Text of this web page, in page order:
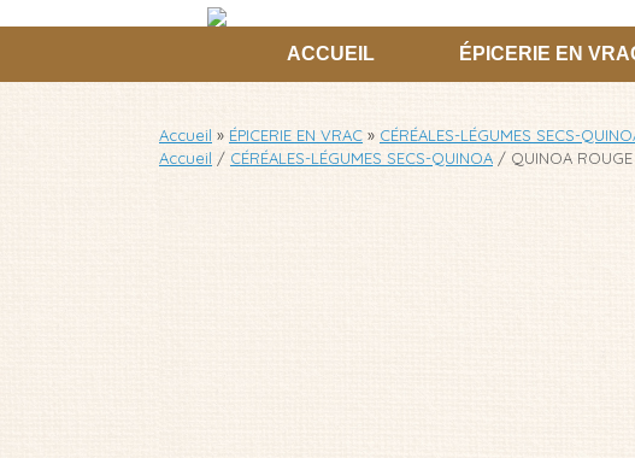
to
ACCUEIL ÉPICERIE EN
Accueil » ÉPICERIE EN VRAC » CÉRÉALES-LÉGUMES SECS-
Accueil / CÉRÉALES-LÉGUMES SECS-QUINOA / QUINOA ROUGE